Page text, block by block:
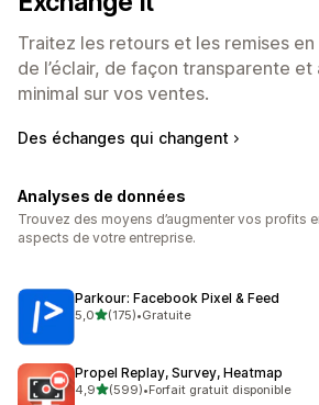
Traitez les retours et les remises
de l’éclair, de façon transparente
minimal sur vos ventes.
Des échanges qui changent
Analyses de données
Trouvez des moyens d’augmenter vos profits
aspects de votre entreprise.
Parkour: Facebook Pixel & Feed
5,0étoile(s) sur 5
(175)
175 avis au total
•Gratuite
Propel Replay, Survey, Heatmap
4,9étoile(s) sur 5
(599)
599 avis au total
•Forfait gratuit disponible